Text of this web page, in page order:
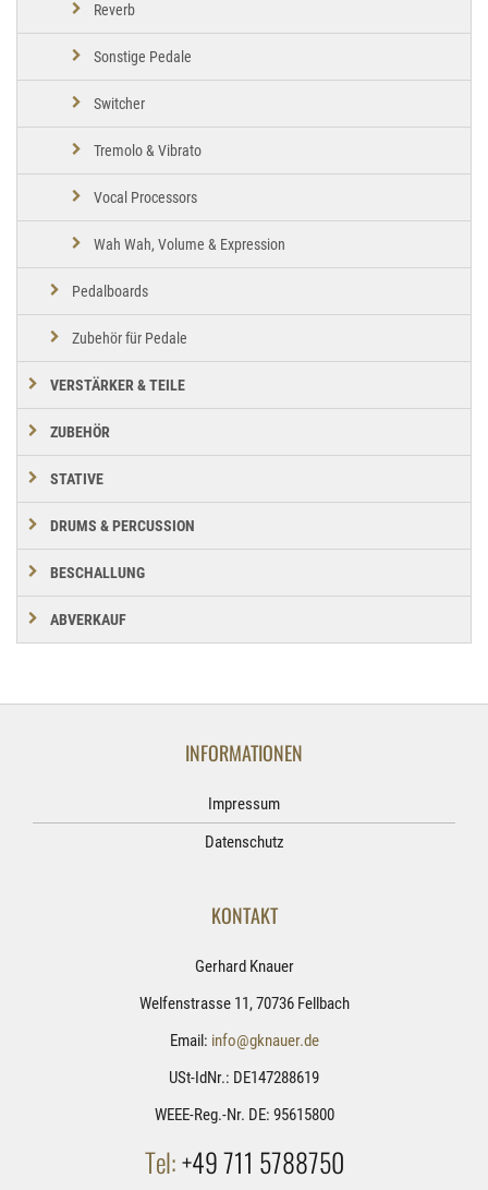
Reverb
Sonstige Pedale
Switcher
Tremolo & Vibrato
Vocal Processors
Wah Wah, Volume & Expression
Pedalboards
Zubehör für Pedale
VERSTÄRKER & TEILE
ZUBEHÖR
STATIVE
DRUMS & PERCUSSION
BESCHALLUNG
ABVERKAUF
INFORMATIONEN
Impressum
Datenschutz
KONTAKT
Gerhard Knauer
Welfenstrasse 11, 70736 Fellbach
Email: info@gknauer.de
USt-IdNr.: DE147288619
WEEE-Reg.-Nr. DE: 95615800
Tel:+49 711 5788750